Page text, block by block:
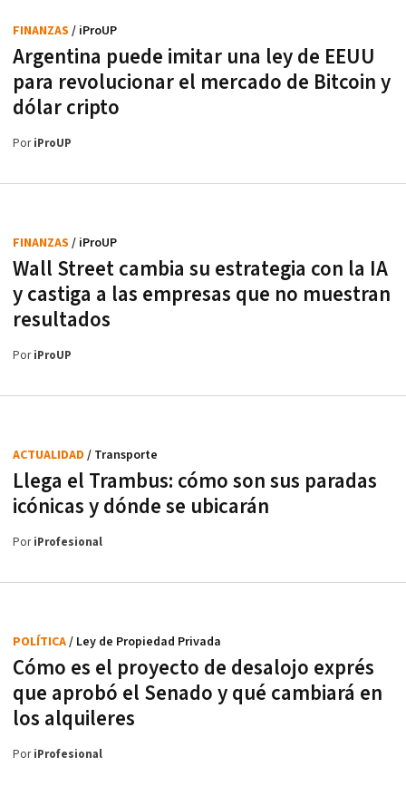
Argentina puede imitar una ley de EEUU
para revolucionar el mercado de Bitcoin y
dólar cripto
FINANZAS / iProUP
PoriProUP
Wall Street cambia su estrategia con la IA
y castiga a las empresas que no muestran
resultados
FINANZAS / iProUP
PoriProUP
Llega el Trambus: cómo son sus paradas
icónicas y dónde se ubicarán
ACTUALIDAD / Transporte
PoriProfesional
Cómo es el proyecto de desalojo exprés
que aprobó el Senado y qué cambiará en
los alquileres
POLÍTICA/ Ley de Propiedad Privada
PoriProfesional